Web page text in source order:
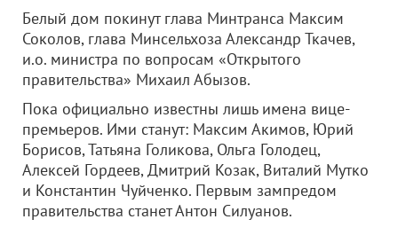
Белый дом покинут глава Минтранса Максим
Соколов, глава Минсельхоза Александр Ткачев,
и.о. министра по вопросам «Открытого
правительства» Михаил Абызов.
Пока официально известны лишь имена вице-
премьеров. Ими станут: Максим Акимов, Юрий
Борисов, Татьяна Голикова, Ольга Голодец,
Алексей Гордеев, Дмитрий Козак, Виталий Мутко
и Константин Чуйченко. Первым зампредом
правительства станет Антон Силуанов.